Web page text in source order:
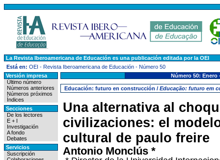
La Revista Iberoamericana de Educación es una publicación editada por la OEI
Está en: OEI - Revista Iberoamericana de Educación - Número 50
Versión impresa
Último número
Números anteriores
Números próximos
Índices
Secciones
De los lectores
E + I
Investigación
A fondo
Debates
Servicios
Suscripción
Número 50: Enero
Educación: futuro en construcción / Educação: futuro em
Una alternativa al
civilizaciones: el
cultural de paulo freire
Antonio Monclús *